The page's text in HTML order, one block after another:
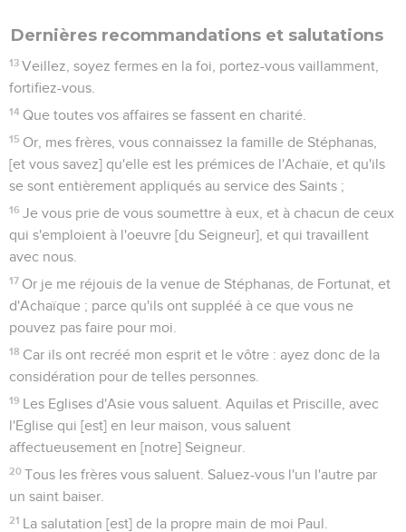
Dernières recommandations et salutations
13 Veillez, soyez fermes en la foi, portez-vous vaillamment,
fortifiez-vous.
14 Que toutes vos affaires se fassent en charité.
15 Or, mes frères, vous connaissez la famille de Stéphanas,
[et vous savez] qu'elle est les prémices de l'Achaïe, et qu'ils
se sont entièrement appliqués au service des Saints ;
16 Je vous prie de vous soumettre à eux, et à chacun de ceux
qui s'emploient à l'oeuvre [du Seigneur], et qui travaillent
avec nous.
17 Or je me réjouis de la venue de Stéphanas, de Fortunat, et
d'Achaïque ; parce qu'ils ont suppléé à ce que vous ne
pouvez pas faire pour moi.
18 Car ils ont recréé mon esprit et le vôtre : ayez donc de la
considération pour de telles personnes.
19 Les Eglises d'Asie vous saluent. Aquilas et Priscille, avec
l'Eglise qui [est] en leur maison, vous saluent
affectueusement en [notre] Seigneur.
20 Tous les frères vous saluent. Saluez-vous l'un l'autre par
un saint baiser.
21 La salutation [est] de la propre main de moi Paul.